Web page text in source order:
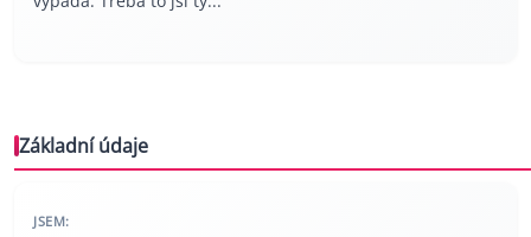
Základní údaje
JSEM: